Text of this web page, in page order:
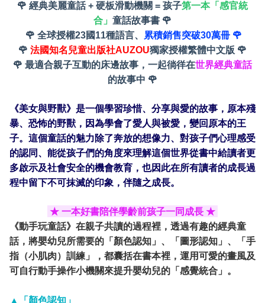
🌹 經典美麗童話+ 硬板滑動機關 = 孩子第一本「感官統
合」 童話故事書 🌹
🌹 全球授權23國11種語言、 累積銷售突破30萬冊 🌹
🌹 法國知名兒童出版社AUZOU獨家授權繁體中文版 🌹
🌹 最適合親子互動的床邊故事，一起徜徉在世界經典童話
的故事中 🌹
《美女與野獸》是一個學習珍惜、分享與愛的故事，原本殘
暴、恐怖的野獸，因為學會了愛人與被愛，變回原本的王
子。這個童話的魅力除了奔放的想像力、對孩子們心理感受
的認同、能從孩子們的角度來理解這個世界從書中給讀者更
多啟示及社會安全的機會教育，也因此在所有讀者的成長過
程中留下不可抹滅的印象，伴隨之成長。
★ 一本好書陪伴學齡前孩子一同成長 ★
《動手玩童話》在親子共讀的過程裡，透過有趣的經典童
話，將嬰幼兒所需要的「顏色認知」、「圖形認知」、「手
指（小肌肉）訓練」，都囊括在書本裡，運用可愛的畫風及
可自行動手操作小機關來提升嬰幼兒的「感覺統合」。
▲「顏色認知」